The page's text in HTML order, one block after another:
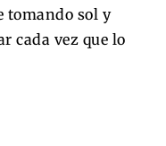
tomando sol y
cada vez que lo